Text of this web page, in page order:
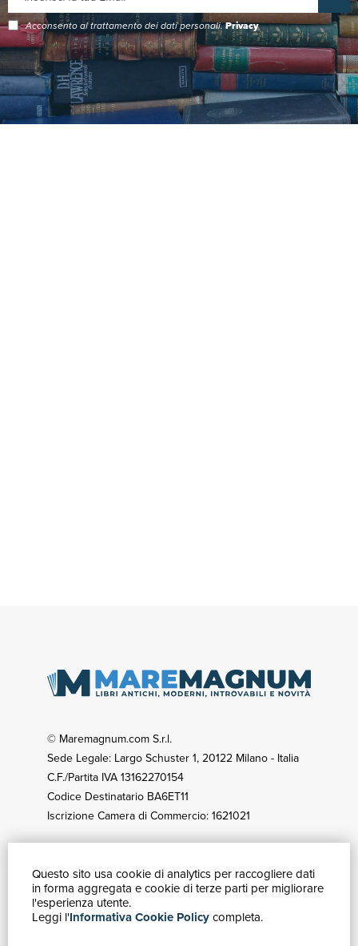
Questo sito usa cookie di analytics per raccogliere dati
in forma aggregata e cookie di terze parti per migliorare
l'esperienza utente.
Leggi l'Informativa Cookie Policycompleta.
Acconsento al trattamento dei dati personali.Privacy
© Maremagnum.com S.r.l.
Sede Legale: Largo Schuster 1, 20122 Milano - Italia
C.F./Partita IVA 13162270154
Codice Destinatario BA6ET11
Iscrizione Camera di Commercio: 1621021
GUIDA ACQUISTI
Catalogo
Ricerca avanzata